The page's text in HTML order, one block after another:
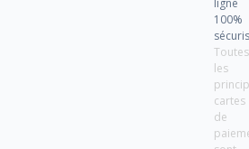
100%
Toutes
les
cartes
de